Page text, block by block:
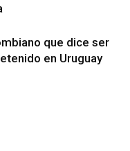
que dice ser
en Uruguay